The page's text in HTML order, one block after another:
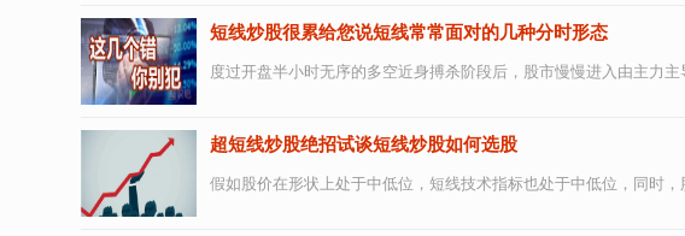
短线炒股很累给您说短线常常面对的几种分时形态
度过开盘半小时无序的多空近身搏杀阶段后，股市慢慢进入由主力
超短线炒股绝招试谈短线炒股如何选股
假如股价在形状上处于中低位，短线技术指标也处于中低位，同时